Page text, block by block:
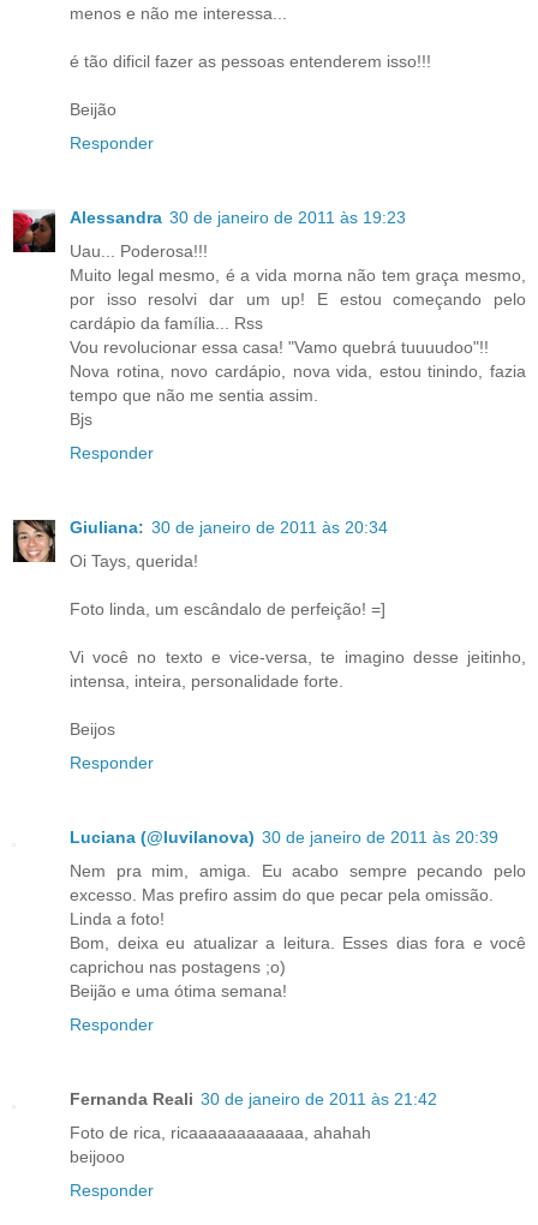
menos e não me interessa...
é tão dificil fazer as pessoas entenderem isso!!!
Beijão
Responder
Alessandra 30 de janeiro de 2011 às 19:23
Uau... Poderosa!!!
Muito legal mesmo, é a vida morna não tem graça mesmo,
por isso resolvi dar um up! E estou começando pelo
cardápio da família... Rss
Vou revolucionar essa casa! "Vamo quebrá tuuuudoo"!!
Nova rotina, novo cardápio, nova vida, estou tinindo, fazia
tempo que não me sentia assim.
Bjs
Responder
Giuliana: 30 de janeiro de 2011 às 20:34
Oi Tays, querida!
Foto linda, um escândalo de perfeição! =]
Vi você no texto e vice-versa, te imagino desse jeitinho,
intensa, inteira, personalidade forte.
Beijos
Responder
Luciana (@luvilanova) 30 de janeiro de 2011 às 20:39
Nem pra mim, amiga. Eu acabo sempre pecando pelo
excesso. Mas prefiro assim do que pecar pela omissão.
Linda a foto!
Bom, deixa eu atualizar a leitura. Esses dias fora e você
caprichou nas postagens ;o)
Beijão e uma ótima semana!
Responder
Fernanda Reali 30 de janeiro de 2011 às 21:42
Foto de rica, ricaaaaaaaaaaaa, ahahah
beijooo
Responder